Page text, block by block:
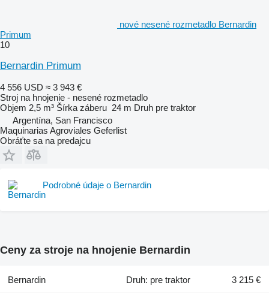
nové nesené rozmetadlo Bernardin
Primum
10
Bernardin Primum
4 556 USD ≈ 3 943 €
Stroj na hnojenie - nesené rozmetadlo
Objem 2,5 m³ Šírka záberu 24 m Druh pre traktor
Argentína, San Francisco
Maquinarias Agroviales Geferlist
Obráťte sa na predajcu
Podrobné údaje o Bernardin
Ceny za stroje na hnojenie Bernardin
Bernardin Druh: pre traktor 3 215 €